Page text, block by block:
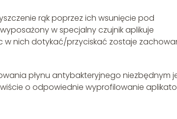
rąk poprzez ich wsunięcie pod
w specjalny czujnik aplikuje
w nich dotykać/przyciskać zostaje
płynu antybakteryjnego niezbędnym
o odpowiednie wyprofilowanie